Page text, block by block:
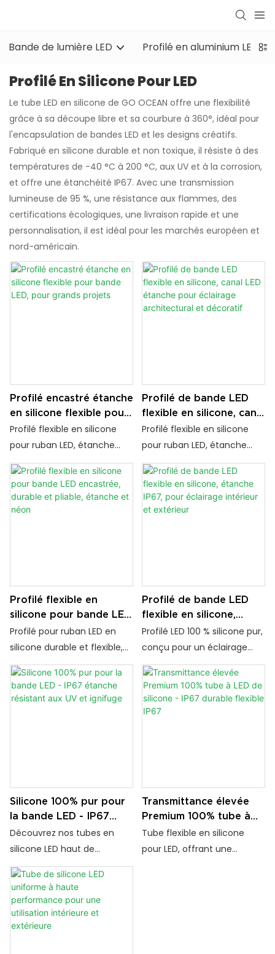
Bande de lumière LED Profilé en aluminium LED
Profilé En Silicone Pour LED
Le tube LED en silicone de GO OCEAN offre une flexibilité
grâce à sa découpe libre et sa courbure à 360°, idéal pour
l'encapsulation de bandes LED et les designs créatifs.
Fabriqué en silicone durable et non toxique, il résiste à des
températures de -40 °C à 200 °C, aux UV et à la corrosion,
et offre une étanchéité IP67. Avec une transmission
lumineuse de 95 %, une résistance aux flammes, des
certifications écologiques, une livraison rapide et une
personnalisation, il est idéal pour les marchés européen et
nord-américain.
Profilé encastré étanche
en silicone flexible pour
bande LED, pour grands
projets
Profilé flexible en silicone
pour ruban LED, étanche
IP67 et doté d'un diffuseur
opale pour une lumière
douce et uniforme.
Découpable et facile à
Profilé de bande LED
flexible en silicone, canal
LED étanche pour
éclairage architectural
Profilé flexible en silicone
pour ruban LED, étanche
IP67 et doté d'un diffuseur
opale pour un éclairage
doux et uniforme.
Découpable et facile à
Profilé flexible en
silicone pour bande LED
encastrée, durable et
pliable, étanche et néon
Profilé pour ruban LED en
silicone durable et flexible,
encastré et étanche IP67.
Diffuseur opale pour un
éclairage néon flexible et
Profilé de bande LED
flexible en silicone,
étanche IP67, pour
éclairage intérieur et
Profilé LED 100 % silicone pur,
conçu pour un éclairage
uniforme, une longue durée
de vie et une protection
fiable des rubans LED.
Silicone 100% pur pour
la bande LED - IP67
étanche résistant aux
UV et ignifuge
Découvrez nos tubes en
silicone LED haut de
gamme, fabriqués à partir
de silicone 100 % pur, offrant
une protection durable, une
grande flexibilité et des
performances élevées pour
Transmittance élevée
Premium 100% tube à
LED de silicone - IP67
durable flexible IP67
Tube flexible en silicone
pour LED, offrant une